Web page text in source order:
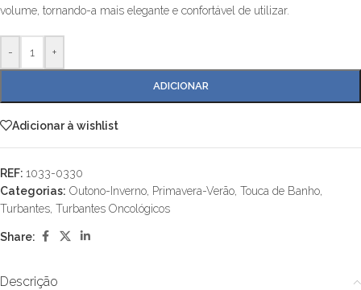
volume, tornando-a mais elegante e confortável de utilizar.
- +
ADICIONAR
Adicionar à wishlist
REF: 1033-0330
Categorias: Outono-Inverno Primavera-Verão Touca de Banho
Turbantes Turbantes Oncológicos
Share:
Descrição